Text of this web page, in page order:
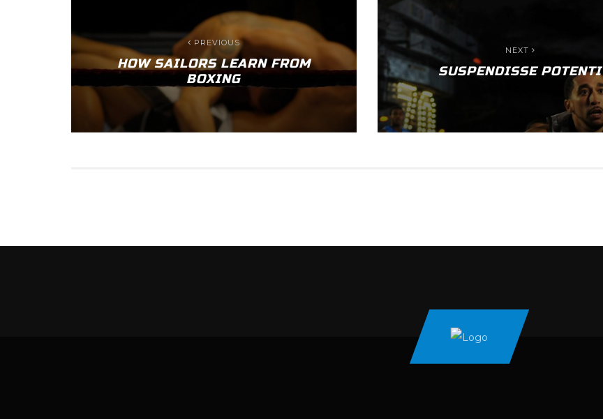
PREVIOUS
HOW SAILORS LEARN FROM
BOXING
NEXT
SUSPENDISSE POTENTI